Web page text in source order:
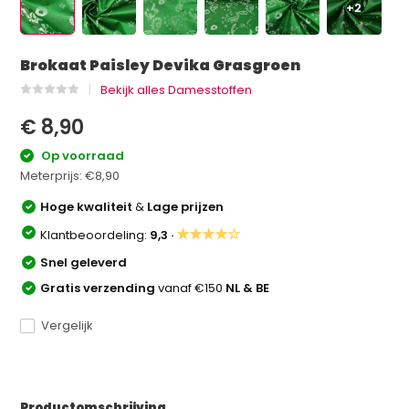
+2
Brokaat Paisley Devika Grasgroen
Bekijk alles Damesstoffen
€ 8,90
Op voorraad
Meterprijs:€8,90
Hoge kwaliteit& Lage prijzen
Klantbeoordeling: 9,3 ·★★★★☆
Snel geleverd
Gratis verzendingvanaf €150 NL & BE
Vergelijk